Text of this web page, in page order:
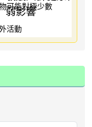
可能對極少數
活動